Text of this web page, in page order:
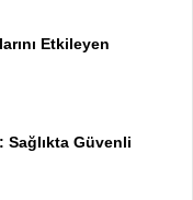
Etkileyen
Güvenli